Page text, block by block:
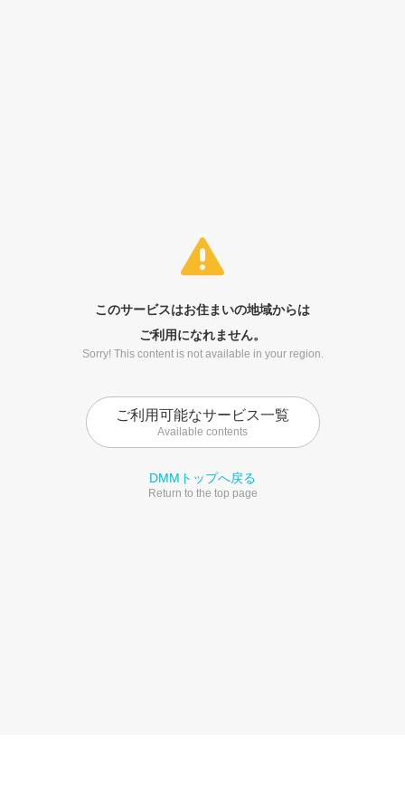
このサービスはお住まいの地域からは
ご利用になれません。
Sorry! This content is not available in your region.
ご利用可能なサービス一覧
Available contents
DMMトップへ戻る
Return to the top page